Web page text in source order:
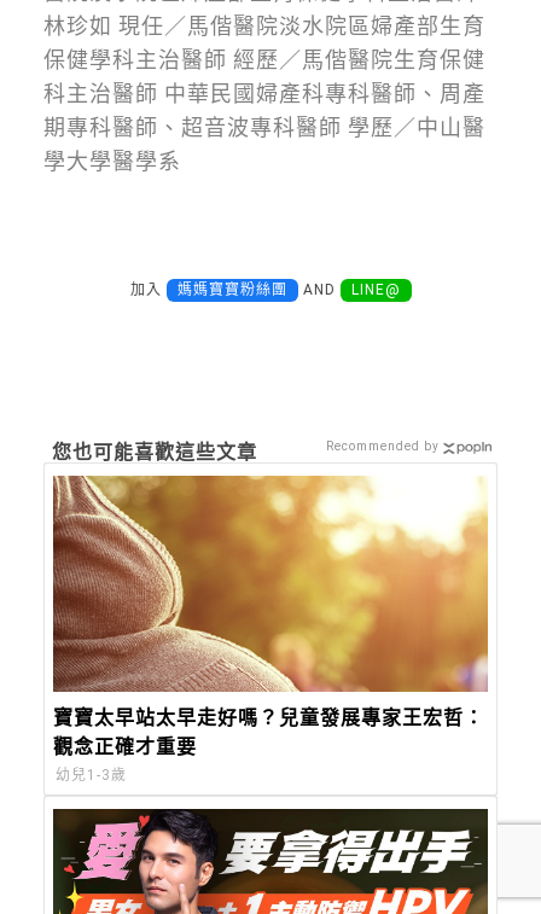
林珍如 現任／馬偕醫院淡水院區婦產部生育
保健學科主治醫師 經歷／馬偕醫院生育保健
科主治醫師 中華民國婦產科專科醫師、周產
期專科醫師、超音波專科醫師 學歷／中山醫
學大學醫學系
加入 媽媽寶寶粉絲團 AND LINE@
您也可能喜歡這些文章
寶寶太早站太早走好嗎？兒童發展專家王宏哲：
觀念正確才重要
幼兒1-3歲
Recommended by